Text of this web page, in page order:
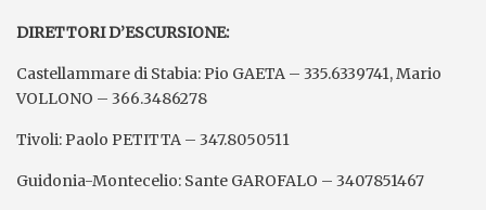
DIRETTORI D’ESCURSIONE:
Castellammare di Stabia: Pio GAETA – 335.6339741, Mario
VOLLONO – 366.3486278
Tivoli: Paolo PETITTA – 347.8050511
Guidonia-Montecelio: Sante GAROFALO – 3407851467